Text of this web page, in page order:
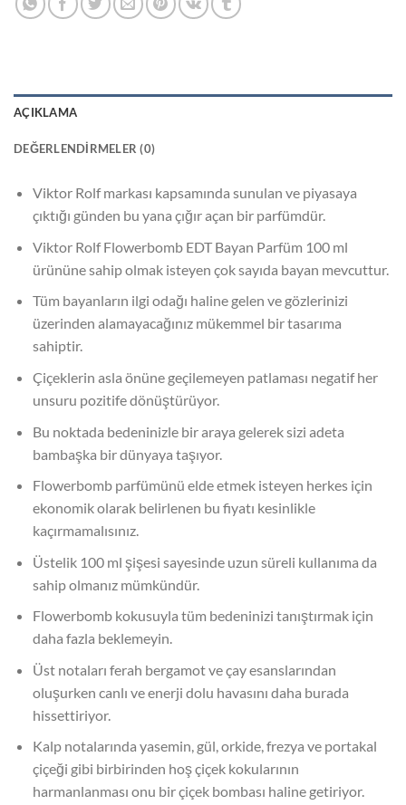
AÇIKLAMA
DEĞERLENDIRMELER (0)
Viktor Rolf markası kapsamında sunulan ve piyasaya
çıktığı günden bu yana çığır açan bir parfümdür.
Viktor Rolf Flowerbomb EDT Bayan Parfüm 100 ml
ürününe sahip olmak isteyen çok sayıda bayan mevcuttur.
Tüm bayanların ilgi odağı haline gelen ve gözlerinizi
üzerinden alamayacağınız mükemmel bir tasarıma
sahiptir.
Çiçeklerin asla önüne geçilemeyen patlaması negatif her
unsuru pozitife dönüştürüyor.
Bu noktada bedeninizle bir araya gelerek sizi adeta
bambaşka bir dünyaya taşıyor.
Flowerbomb parfümünü elde etmek isteyen herkes için
ekonomik olarak belirlenen bu fiyatı kesinlikle
kaçırmamalısınız.
Üstelik 100 ml şişesi sayesinde uzun süreli kullanıma da
sahip olmanız mümkündür.
Flowerbomb kokusuyla tüm bedeninizi tanıştırmak için
daha fazla beklemeyin.
Üst notaları ferah bergamot ve çay esanslarından
oluşurken canlı ve enerji dolu havasını daha burada
hissettiriyor.
Kalp notalarında yasemin, gül, orkide, frezya ve portakal
çiçeği gibi birbirinden hoş çiçek kokularının
harmanlanması onu bir çiçek bombası haline getiriyor.